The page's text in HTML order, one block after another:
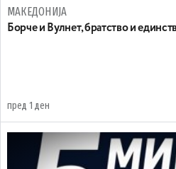
МАКЕДОНИЈА
Борче и Вулнет, братство и
пред 1 ден